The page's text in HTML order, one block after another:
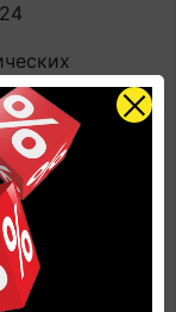
1+2 - ">5",
2,16 - L76-
32
и